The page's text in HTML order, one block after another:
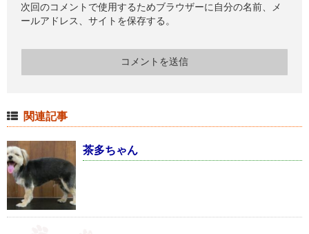
次回のコメントで使用するためブラウザーに自分の名前、メ
ールアドレス、サイトを保存する。
関連記事
茶多ちゃん